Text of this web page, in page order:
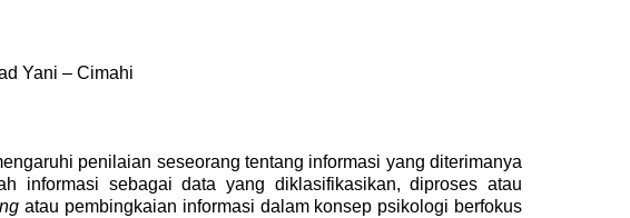
Yani – Cimahi
penilaian seseorang tentang informasi yang diterimanya
informasi sebagai data yang diklasifikasikan, diproses atau
atau pembingkaian informasi dalam konsep psikologi berfokus